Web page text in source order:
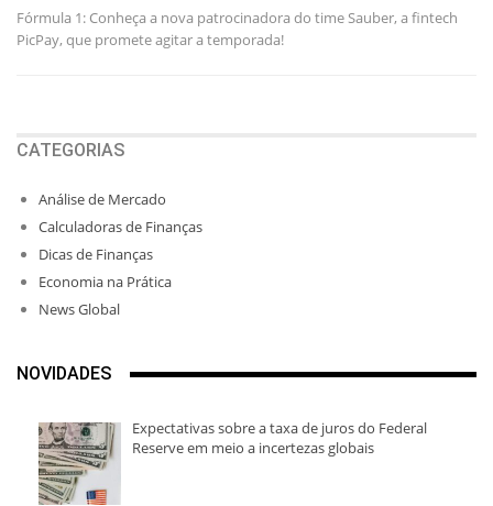
Fórmula 1: Conheça a nova patrocinadora do time Sauber, a fintech
PicPay, que promete agitar a temporada!
CATEGORIAS
Análise de Mercado
Calculadoras de Finanças
Dicas de Finanças
Economia na Prática
News Global
NOVIDADES
Expectativas sobre a taxa de juros do Federal
Reserve em meio a incertezas globais